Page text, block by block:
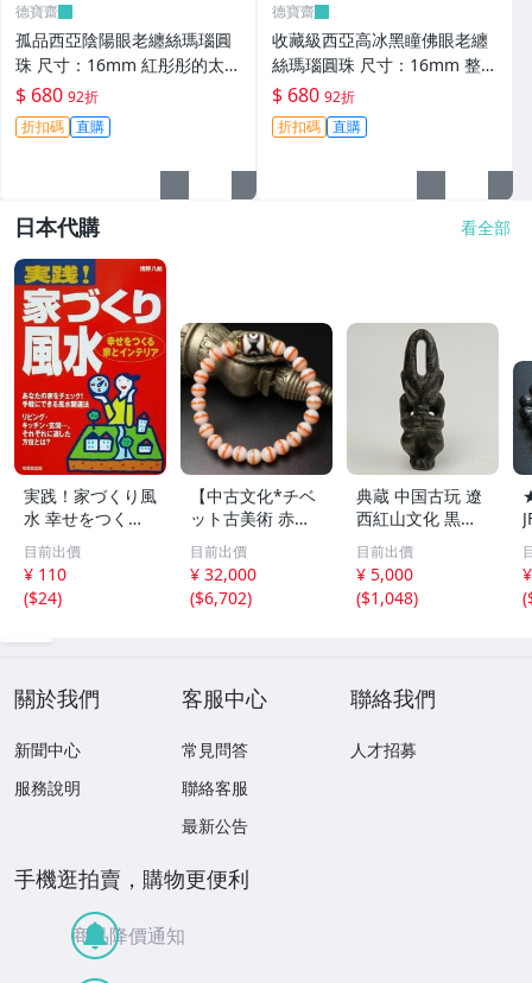
德寶齋
孤品西亞陰陽眼老纏絲瑪瑙圓
珠 尺寸：16mm 紅彤彤的太陽
眼黑瞳天眼，呈現陰 天珠 瑪瑙
古玩 二手【德寶齋】6343
$ 680 92折
折扣碼 直購
德寶齋
收藏級西亞高冰黑瞳佛眼老纏
絲瑪瑙圓珠 尺寸：16mm 整顆
珠子通體高冰，只有 天珠 瑪瑙
古玩 二手【德寶齋】6344
$ 680 92折
折扣碼 直購
日本代購 看全部
実践！家づくり風
水 幸せをつくる
家とインテリア/
浅野八郎(著者)
目前出價
¥ 110
($24)
【中古文化*チベ
ット古美術 赤縞
天眼瑪瑙丸珠 天
地天珠組み合わせ
ブレスレット 縞
瑪瑙 古玩 アンテ
目前出價
¥ 32,000
($6,702)
典蔵 中国古玩 遼
西紅山文化 黒曜
石 黒皮玉 太陽神
祈祷像 唐物 骨董
品 古美術 古玉 彫
刻 時代物 魔除け
目前出價
¥ 5,000
($1,048)
(
關於我們
新聞中心
服務說明
客服中心
常見問答
聯絡客服
最新公告
聯絡我們
人才招募
手機逛拍賣，購物更便利
商品降價通知